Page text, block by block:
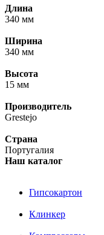
Длина
340 мм
Ширина
340 мм
Высота
15 мм
Производитель
Grestejo
Страна
Португалия
Наш каталог
Гипсокартон
Клинкер